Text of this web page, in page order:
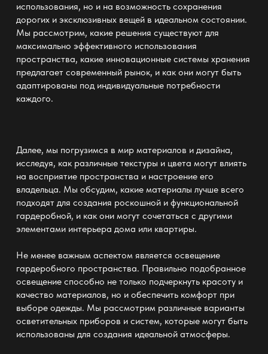
использования, но и на возможность сохранения
дорогих и эксклюзивных вещей в идеальном состоянии.
Мы рассмотрим, какие решения существуют для
максимально эффективного использования
пространства, какие инновационные системы хранения
предлагает современный рынок, и как они могут быть
адаптированы под индивидуальные потребности
каждого.
Далее, мы погрузимся в мир материалов и дизайна,
исследуя, как различные текстуры и цвета могут влиять
на восприятие пространства и настроение его
владельца. Мы обсудим, какие материалы лучше всего
подходят для создания роскошной и функциональной
гардеробной, и как они могут сочетаться с другими
элементами интерьера дома или квартиры.
Не менее важным аспектом является освещение
гардеробного пространства. Правильно подобранное
освещение способно не только подчеркнуть красоту и
качество материалов, но и обеспечить комфорт при
выборе одежды. Мы рассмотрим различные варианты
осветительных приборов и систем, которые могут быть
использованы для создания идеальной атмосферы.